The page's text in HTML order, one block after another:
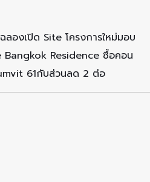
องเปิด Site โครงการใหม่มอบ
Bangkok Residence ซื้อคอน
61กับส่วนลด 2 ต่อ